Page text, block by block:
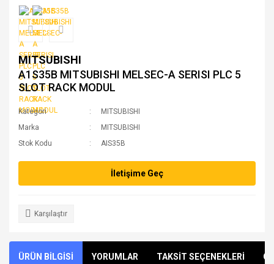
MITSUBISHI
A1S35B MITSUBISHI MELSEC-A SERISI PLC 5
SLOT RACK MODUL
Kategori
MITSUBISHI
Marka
MITSUBISHI
Stok Kodu
AIS35B
İletişime Geç
Karşılaştır
ÜRÜN BİLGİSİ YORUMLAR TAKSİT SEÇENEKLERİ